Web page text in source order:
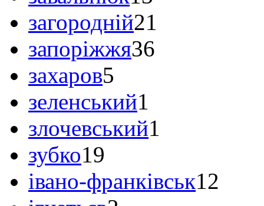
загородній21
запоріжжя36
захаров5
зеленський1
злочевський1
зубко19
івано-франківськ12